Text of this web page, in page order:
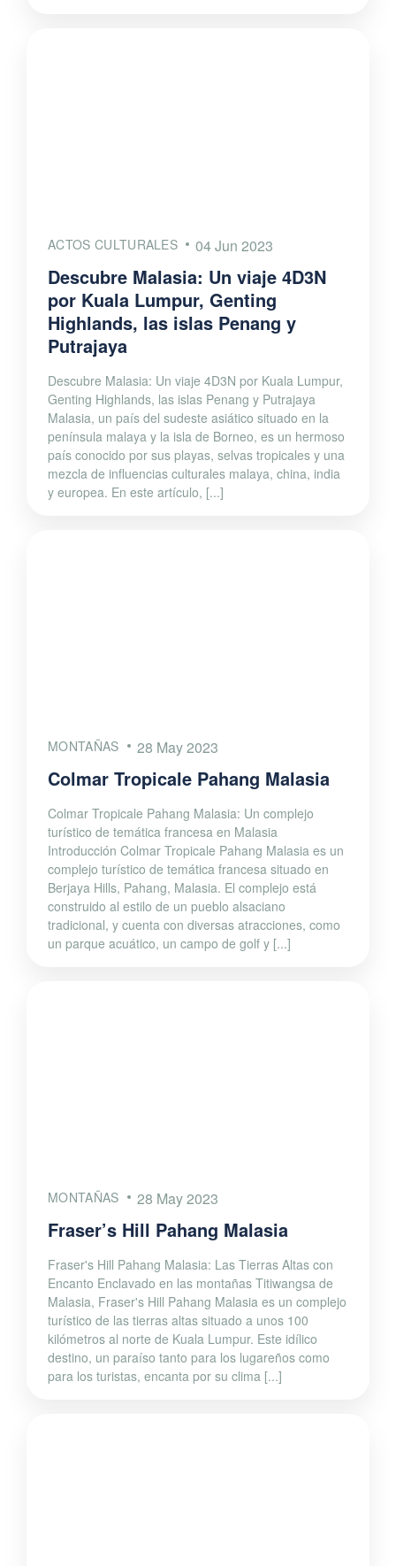
ACTOS CULTURALES 04 Jun 2023
Descubre Malasia: Un viaje 4D3N
por Kuala Lumpur, Genting
Highlands, las islas Penang y
Putrajaya
Descubre Malasia: Un viaje 4D3N por Kuala Lumpur,
Genting Highlands, las islas Penang y Putrajaya
Malasia, un país del sudeste asiático situado en la
península malaya y la isla de Borneo, es un hermoso
país conocido por sus playas, selvas tropicales y una
mezcla de influencias culturales malaya, china, india
y europea. En este artículo, [...]
MONTAÑAS 28 May 2023
Colmar Tropicale Pahang Malasia
Colmar Tropicale Pahang Malasia: Un complejo
turístico de temática francesa en Malasia
Introducción Colmar Tropicale Pahang Malasia es un
complejo turístico de temática francesa situado en
Berjaya Hills, Pahang, Malasia. El complejo está
construido al estilo de un pueblo alsaciano
tradicional, y cuenta con diversas atracciones, como
un parque acuático, un campo de golf y [...]
MONTAÑAS 28 May 2023
Fraser’s Hill Pahang Malasia
Fraser's Hill Pahang Malasia: Las Tierras Altas con
Encanto Enclavado en las montañas Titiwangsa de
Malasia, Fraser's Hill Pahang Malasia es un complejo
turístico de las tierras altas situado a unos 100
kilómetros al norte de Kuala Lumpur. Este idílico
destino, un paraíso tanto para los lugareños como
para los turistas, encanta por su clima [...]